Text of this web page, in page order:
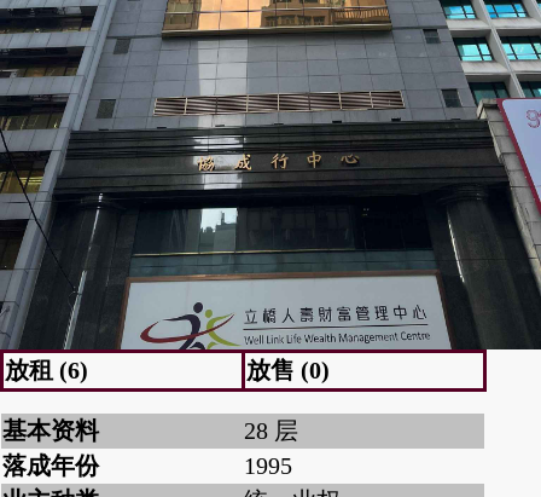
放租 (6) 放售 (0)
基本资料
28 层
落成年份
1995